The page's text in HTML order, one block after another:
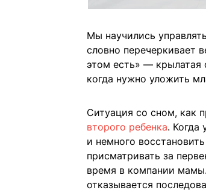
Мы научились
словно перечеркивает
этом есть» — крылатая
когда нужно уложить
Ситуация со сном, как
второго ребенка. Когда
и немного
присматривать за
время в компании
отказывается